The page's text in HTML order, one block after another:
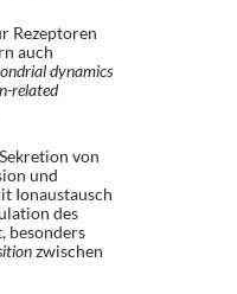
Rezeptoren
auch
dynamics
related
von
und
Ionaustausch
des
besonders
zwischen